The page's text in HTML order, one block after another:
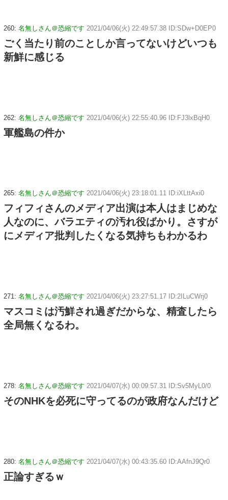
260: 名無しさん＠恐縮です 2021/04/06(火) 22:49:57.38 ID:SDw+D0EP0
ごく当たり前のことしか言ってないけどいつも
新鮮に感じる
262: 名無しさん＠恐縮です 2021/04/06(火) 22:55:40.96 ID:FJ3lxBqH0
軍艦島の件か
265: 名無しさん＠恐縮です 2021/04/06(火) 23:18:01.11 ID:iXLttAxi0
フィフィさんのメディア出演は本人はまじめな
人なのに、バラエティの汚れ役ばかり。さすが
にメディア批判したくなる気持ちもわかるわ
271: 名無しさん＠恐縮です 2021/04/06(火) 23:27:51.17 ID:2ILuCWrj0
マスコミは汚鮮され過ぎだからな、精査したら
全局無くなるわ。
278: 名無しさん＠恐縮です 2021/04/07(水) 00:09:57.31 ID:Sv5MyL0/0
そのNHKを必死に守ってるのが政府なんだけど
280: 名無しさん＠恐縮です 2021/04/07(水) 00:43:35.60 ID:AAfnJ9Qr0
正論すぎるｗ